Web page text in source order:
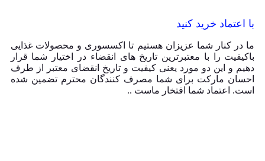
با اعتماد خرید کنید
ما در کنار شما عزیزان هستیم تا اکسسوری و محصولات غذایی
باکیفیت را با معتبرترین تاریخ های انقضاء در اختیار شما قرار
دهیم و این دو مورد یعنی کیفیت و تاریخ انقضای معتبر از طرف
احسان مارکت برای شما مصرف کنندگان محترم تضمین شده
است. اعتماد شما افتخار ماست ..